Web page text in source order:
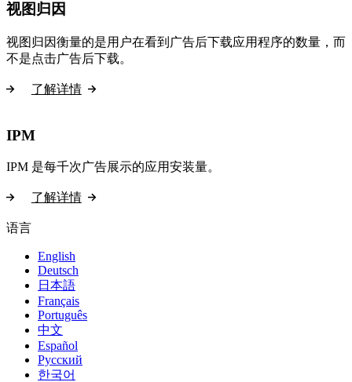
视图归因
视图归因衡量的是用户在看到广告后下载应用程序的数量，而
不是点击广告后下载。
了解详情
IPM
IPM 是每千次广告展示的应用安装量。
了解详情
语言
English
Deutsch
日本語
Français
Português
中文
Español
Русский
한국어